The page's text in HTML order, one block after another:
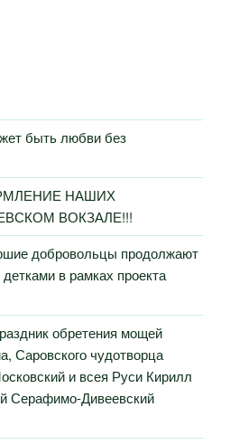
быть любви без
НАШИХ
ВОКЗАЛЕ!!!
добровольцы продолжают
в рамках проекта
обретения мощей
Саровского чудотворца
и всея Руси Кирилл
Серафимо-Дивеевский